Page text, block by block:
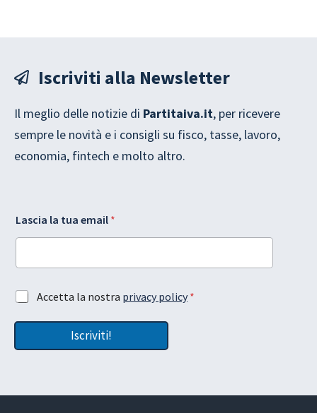
Iscriviti alla Newsletter
Il meglio delle notizie di Partitaiva.it, per ricevere
sempre le novità e i consigli su fisco, tasse, lavoro,
economia, fintech e molto altro.
u
a
m
i
l
Lascia la tua email *
a
a
D
A
c
t
Accetta la nostra privacy policy *
Iscriviti!